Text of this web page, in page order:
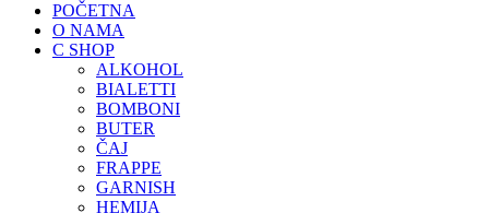
POČETNA
O NAMA
C SHOP
ALKOHOL
BIALETTI
BOMBONI
BUTER
ČAJ
FRAPPE
GARNISH
HEMIJA